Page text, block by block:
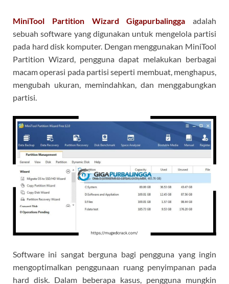
MiniTool Partition Wizard Gigapurbalingga adalah
sebuah software yang digunakan untuk mengelola partisi
pada hard disk komputer. Dengan menggunakan MiniTool
Partition Wizard, pengguna dapat melakukan berbagai
macam operasi pada partisi seperti membuat, menghapus,
mengubah ukuran, memindahkan, dan menggabungkan
partisi.
Software ini sangat berguna bagi pengguna yang ingin
mengoptimalkan penggunaan ruang penyimpanan pada
hard disk. Dalam beberapa kasus, pengguna mungkin